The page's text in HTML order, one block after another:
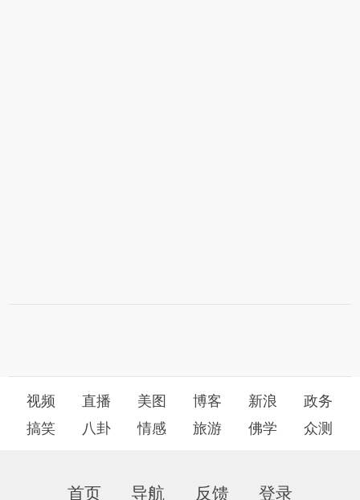
视频 直播 美图 博客 新浪
政务
搞笑
八卦 情感 旅游 佛学 众测
首页 导航 反馈 登录